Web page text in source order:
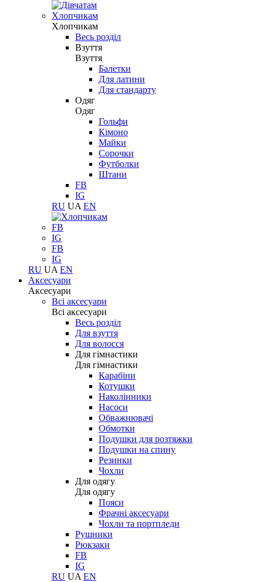
Хлопчикам
Хлопчикам
Весь розділ
Взуття
Взуття
Балетки
Для латини
Для стандарту
Одяг
Одяг
Гольфи
Кімоно
Майки
Сорочки
Футболки
Штани
FB
IG
RU UA EN
FB
IG
FB
IG
RU UA EN
Аксесуари
Аксесуари
Всі аксесуари
Всі аксесуари
Весь розділ
Для взуття
Для волосся
Для гімнастики
Для гімнастики
Карабіни
Котушки
Наколінники
Насоси
Обважнювачі
Обмотки
Подушки для розтяжки
Подушки на спину
Резинки
Чохли
Для одягу
Для одягу
Пояси
Фрачні аксесуари
Чохли та портпледи
Рушники
Рюкзаки
FB
IG
RU UA EN